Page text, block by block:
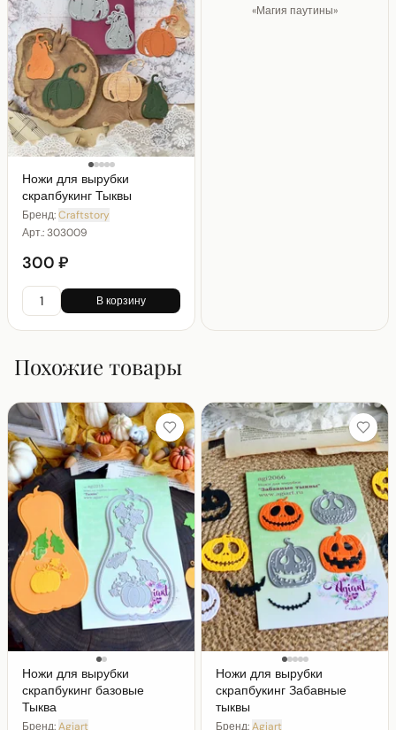
Ножи для вырубки
скрапбукинг Тыквы
Бренд:Craftstory
Арт.:303009
300 ₽
В корзину
«Магия паутины»
Похожие товары
Ножи для вырубки
скрапбукинг базовые
Тыква
Бренд:Agiart
Ножи для вырубки
скрапбукинг Забавные
тыквы
Бренд:Agiart